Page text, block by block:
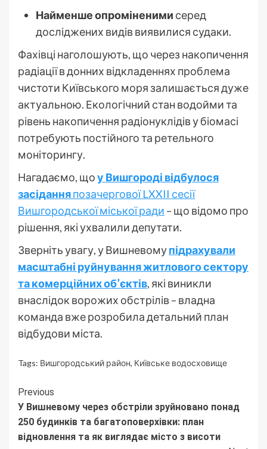
Найменше опроміненими серед
досліджених видів виявилися судаки.
Фахівці наголошують, що через накопичення
радіації в донних відкладеннях проблема
чистоти Київського моря залишається дуже
актуальною. Екологічний стан водойми та
рівень накопичення радіонуклідів у біомасі
потребують постійного та ретельного
моніторингу.
Нагадаємо, щоу Вишгороді відбулося
засіданняпозачергової LXXII сесії
Вишгородської міської ради – що відомо про
рішення, які ухвалили депутати.
Зверніть увагу, у Вишневомупідрахували
масштабні руйнування житлового сектору
та комерційних об’єктів, які виникли
внаслідок ворожих обстрілів – владна
команда вже розробила детальний план
відбудови міста.
Tags: Вишгородський район, Київське водосховище
Continue
Reading
Previous
У Вишневому через обстріли зруйновано понад
250 будинків та багатоповерхівки: план
відновлення та як виглядає місто з висоти